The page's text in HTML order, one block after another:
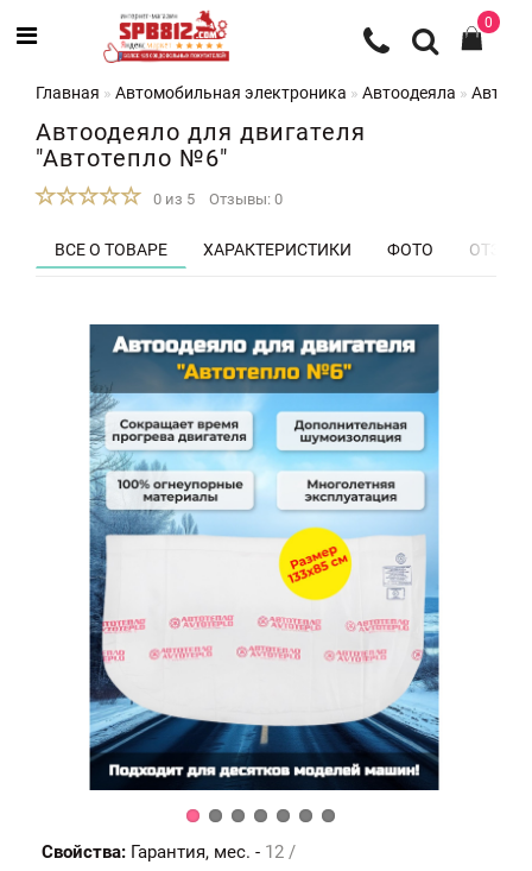
0
Главная Автомобильная электроника Автоодеяла
Автоодеяло для двигателя
"Автотепло №6"
0 из 5 Отзывы: 0
ВСЕ О ТОВАРЕ ХАРАКТЕРИСТИКИ ФОТО
Свойства: Гарантия, мес. - 12 /